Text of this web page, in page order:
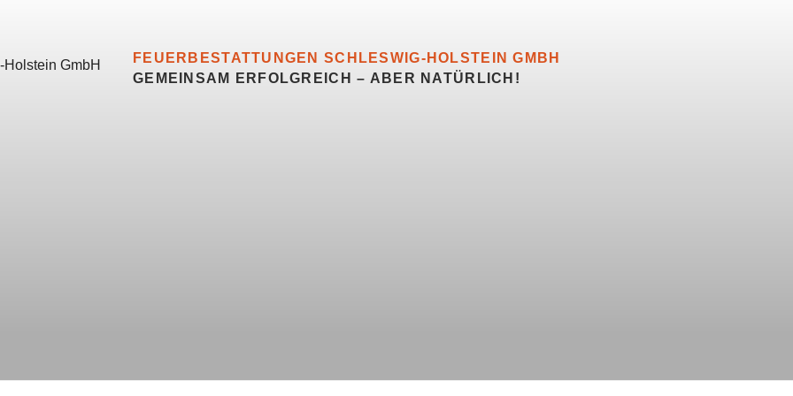
FEUERBESTATTUNGEN SCHLESWIG-HOLSTEIN GMBH
GEMEINSAM ERFOLGREICH – ABER NATÜRLICH!